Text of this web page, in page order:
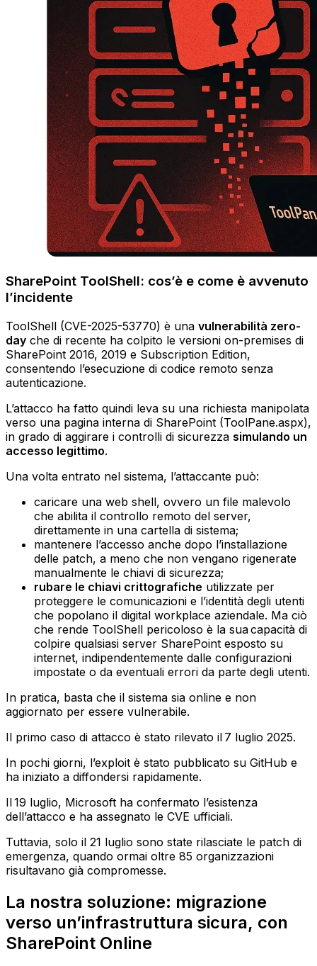
SharePoint ToolShell: cos’è e come è avvenuto
l’incidente
ToolShell (CVE-2025-53770) è una vulnerabilità zero-
day che di recente ha colpito le versioni on-premises di
SharePoint 2016, 2019 e Subscription Edition,
consentendo l’esecuzione di codice remoto senza
autenticazione.
L’attacco ha fatto quindi leva su una richiesta manipolata
verso una pagina interna di SharePoint (ToolPane.aspx),
in grado di aggirare i controlli di sicurezza simulando un
accesso legittimo.
Una volta entrato nel sistema, l’attaccante può:
caricare una web shell, ovvero un file malevolo
che abilita il controllo remoto del server,
direttamente in una cartella di sistema;‍
mantenere l’accesso anche dopo l’installazione
delle patch, a meno che non vengano rigenerate
manualmente le chiavi di sicurezza;‍
rubare le chiavi crittografiche utilizzate per
proteggere le comunicazioni e l’identità degli utenti
che popolano il digital workplace aziendale.‍ Ma ciò
che rende ToolShell pericoloso è la sua capacità di
colpire qualsiasi server SharePoint esposto su
internet, indipendentemente dalle configurazioni
impostate o da eventuali errori da parte degli utenti.
In pratica, basta che il sistema sia online e non
aggiornato per essere vulnerabile.
Il primo caso di attacco è stato rilevato il 7 luglio 2025.
In pochi giorni, l’exploit è stato pubblicato su GitHub e
ha iniziato a diffondersi rapidamente.
Il 19 luglio, Microsoft ha confermato l’esistenza
dell’attacco e ha assegnato le CVE ufficiali.
Tuttavia, solo il 21 luglio sono state rilasciate le patch di
emergenza, quando ormai oltre 85 organizzazioni
risultavano già compromesse.
La nostra soluzione: migrazione
verso un’infrastruttura sicura, con
SharePoint Online